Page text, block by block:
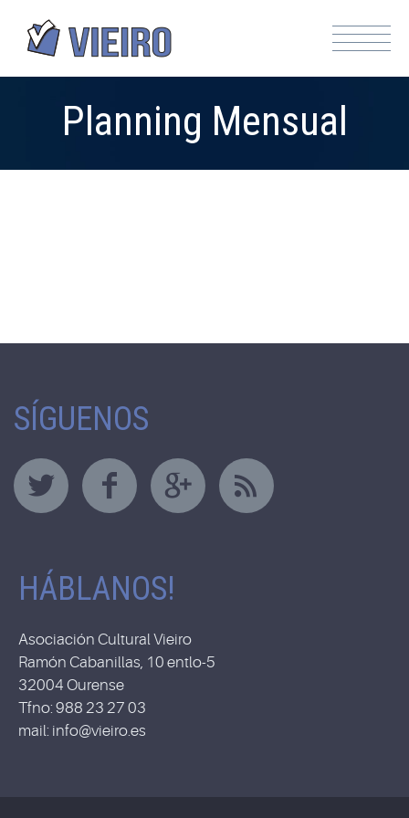
Planning Mensual
SÍGUENOS
HÁBLANOS!
Asociación Cultural Vieiro
Ramón Cabanillas, 10 entlo-5
32004 Ourense
Tfno: 988 23 27 03
mail: info@vieiro.es